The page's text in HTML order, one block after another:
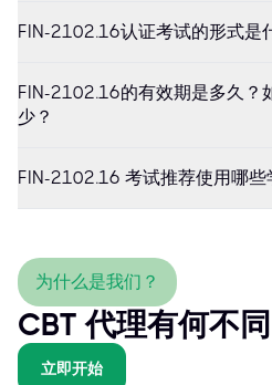
FIN-2102.16认证考试的形式是
FIN-2102.16的有效期是多久？
少？
FIN-2102.16 考试推荐使用哪些
为什么是我们？
CBT 代理有何不
立即开始